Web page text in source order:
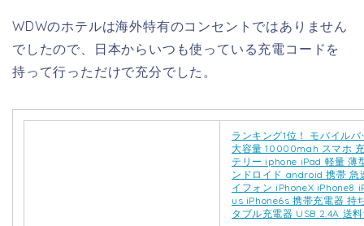
WDWのホテルは海外特有のコンセントではありません
でしたので、日本からいつも使っている充電コードを
持って行っただけで充分でした。
ランキング1位！ モバイル
大容量 10000mah スマホ
テリー iphone iPad 軽量 薄
ンドロイド android 携帯 急
イフォン iPhoneX iPhone8
us iPhone6s 携帯充電器 持
タブル充電器 USB 2.4A 送